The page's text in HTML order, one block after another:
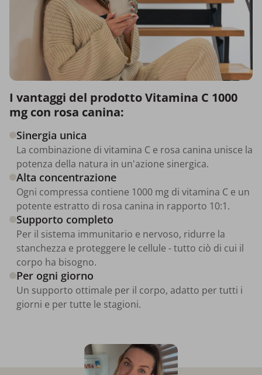
I vantaggi del prodotto Vitamina C 1000
mg con rosa canina:
Sinergia unica
La combinazione di vitamina C e rosa canina unisce la
potenza della natura in un'azione sinergica.
Alta concentrazione
Ogni compressa contiene 1000 mg di vitamina C e un
potente estratto di rosa canina in rapporto 10:1.
Supporto completo
Per il sistema immunitario e nervoso, ridurre la
stanchezza e proteggere le cellule - tutto ciò di cui il
corpo ha bisogno.
Per ogni giorno
Un supporto ottimale per il corpo, adatto per tutti i
giorni e per tutte le stagioni.